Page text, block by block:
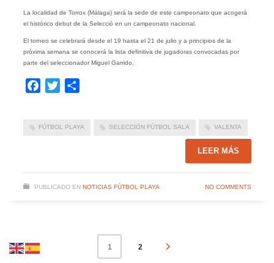
La localidad de Torrox (Málaga) será la sede de este campeonato que acogerá
el histórico debut de la Selecció en un campeonato nacional.
El torneo se celebrará desde el 19 hasta el 21 de julio y a principios de la
próxima semana se conocerá la lista definitiva de jugadoras convocadas por
parte del seleccionador Miguel Garrido.
Facebook
Twitter
FÚTBOL PLAYA SELECCIÓN FÚTBOL SALA VALENTA
LEER MÁS
PUBLICADO EN NOTICIAS FÚTBOL PLAYA NO COMMENTS
1 2